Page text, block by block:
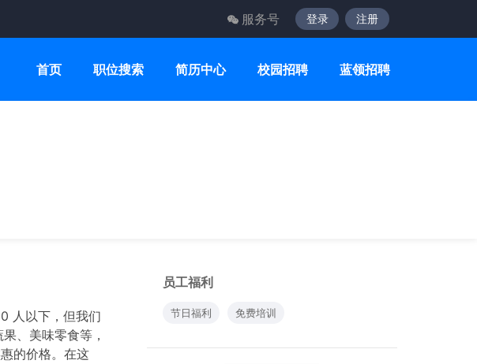
服务号 登录 注册
首页 职位搜索 简历中心 校园招聘 蓝领招聘
人以下，但我们
、美味零食等，
的价格。在这
员工福利
节日福利 免费培训